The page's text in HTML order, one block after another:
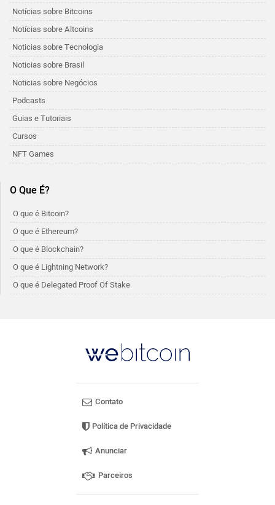
Notícias sobre Bitcoins
Notícias sobre Altcoins
Noticias sobre Tecnologia
Noticias sobre Brasil
Noticias sobre Negócios
Podcasts
Guias e Tutoriais
Cursos
NFT Games
O Que É?
O que é Bitcoin?
O que é Ethereum?
O que é Blockchain?
O que é Lightning Network?
O que é Delegated Proof Of Stake
Contato
Política de Privacidade
Anunciar
Parceiros